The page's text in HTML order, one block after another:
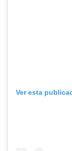
Ver esta